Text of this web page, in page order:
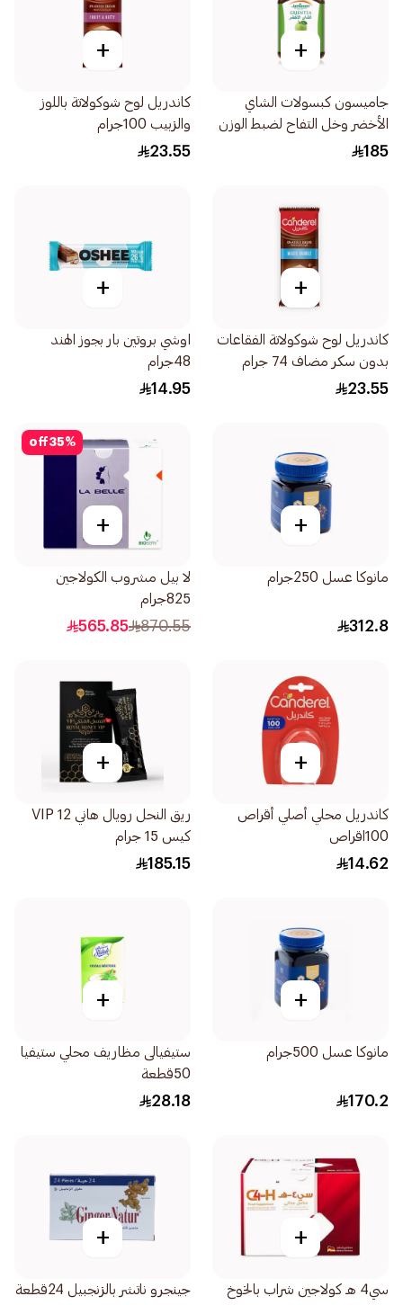
+
جاميسون كبسولات الشاي
الأخضر وخل التفاح لضبط الوزن
30كبسولة
185
+
كاندريل لوح شوكولاتة باللوز
والزبيب 100جرام
23.55
+
كاندريل لوح شوكولاتة الفقاعات
بدون سكر مضاف 74 جرام
23.55
+
اوشي بروتين بار بجوز الهند
48جرام
14.95
+
مانوكا عسل 250جرام
312.8
35%
off
+
لا بيل مشروب الكولاجين
825جرام
870.55
565.85
+
كاندريل محلي أصلي أقراص
100اقراص
14.62
+
ريق النحل رويال هاني VIP 12
كيس 15 جرام
185.15
+
مانوكا عسل 500جرام
170.2
+
ستيفيالى مظاريف محلي ستيفيا
50قطعة
28.18
+
سي4 هـ كولاجين شراب بالخوخ
+
جينجرو ناتشر بالزنجبيل 24قطعة